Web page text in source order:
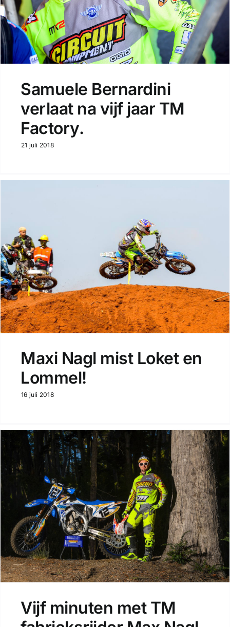
Samuele Bernardini
verlaat na vijf jaar TM
Factory.
21 juli 2018
Maxi Nagl mist Loket en
Lommel!
16 juli 2018
Vijf minuten met TM